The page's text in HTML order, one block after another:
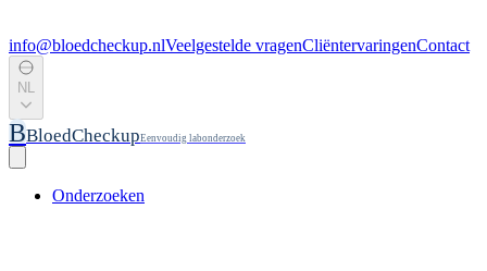
info@bloedcheckup.nlVeelgestelde vragenCliëntervaringenContact
NL
BBloedCheckupEenvoudig labonderzoek
Onderzoeken